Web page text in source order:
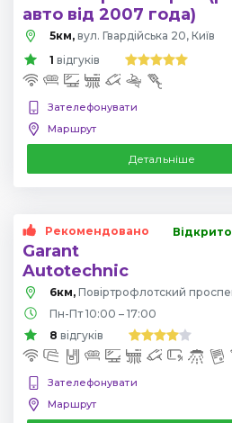
авто від 2007 года)
5км, вул. Гвардійська 20, Київ
1 відгуків
Зателефонувати
Маршрут
Детальніше
Рекомендовано
Garant
Autotechnic
Відкрито
6км,
Пн-Пт 10:00 – 17:00
8 відгуків
Зателефонувати
Маршрут